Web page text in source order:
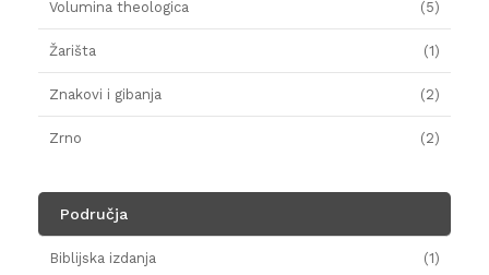
Volumina theologica (5)
Žarišta (1)
Znakovi i gibanja (2)
Zrno (2)
Područja
Biblijska izdanja (1)